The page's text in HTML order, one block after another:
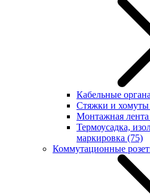
Кабельные
Стяжки и хомуты
Монтажная лента
Термоусадка,
маркировка (75)
Коммутационные